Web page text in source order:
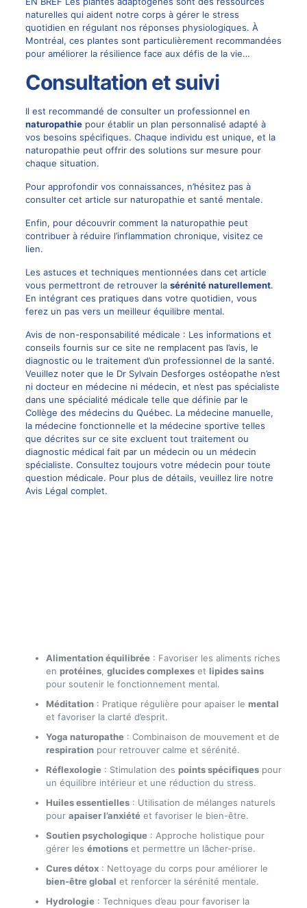
naturelles qui aident notre corps à gérer le stress
quotidien en régulant nos réponses physiologiques. À
Montréal, ces plantes sont particulièrement recommandées
pour améliorer la résilience face aux défis de la vie…
Consultation et suivi
Il est recommandé de consulter un professionnel en
naturopathiepour établir un plan personnalisé adapté à
vos besoins spécifiques. Chaque individu est unique, et la
naturopathie peut offrir des solutions sur mesure pour
chaque situation.
Pour approfondir vos connaissances, n’hésitez pas à
consulter cet article sur naturopathie et santé mentale.
Enfin, pour découvrir comment la naturopathie peut
contribuer à réduire l’inflammation chronique, visitez ce
lien.
Les astuces et techniques mentionnées dans cet article
vous permettront de retrouver la sérénité naturellement.
En intégrant ces pratiques dans votre quotidien, vous
ferez un pas vers un meilleur équilibre mental.
Avis de non-responsabilité médicale : Les informations et
conseils fournis sur ce site ne remplacent pas l’avis, le
diagnostic ou le traitement d’un professionnel de la santé.
Veuillez noter que le Dr Sylvain Desforges ostéopathe n’est
ni docteur en médecine ni médecin, et n’est pas spécialiste
dans une spécialité médicale telle que définie par le
Collège des médecins du Québec. La médecine manuelle,
la médecine fonctionnelle et la médecine sportive telles
que décrites sur ce site excluent tout traitement ou
diagnostic médical fait par un médecin ou un médecin
spécialiste. Consultez toujours votre médecin pour toute
question médicale. Pour plus de détails, veuillez lire notre
Avis Légal complet.
Alimentation équilibrée: Favoriser les aliments riches
en protéines, glucides complexeset lipides sains
pour soutenir le fonctionnement mental.
Méditation: Pratique régulière pour apaiser le mental
et favoriser la clarté d’esprit.
Yoga naturopathe: Combinaison de mouvement et de
respirationpour retrouver calme et sérénité.
Réflexologie: Stimulation des points spécifiquespour
un équilibre intérieur et une réduction du stress.
Huiles essentielles: Utilisation de mélanges naturels
pour apaiser l’anxiétéet favoriser le bien-être.
Soutien psychologique: Approche holistique pour
gérer les émotionset permettre un lâcher-prise.
Cures détox: Nettoyage du corps pour améliorer le
bien-être global et renforcer la sérénité mentale.
Hydrologie: Techniques d’eau pour favoriser la